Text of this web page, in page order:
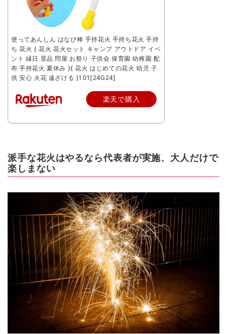
使ってあんしん はなび棒 手持花火 手持ち花火 手持
ち 花火 { 花火 花火セット キャンプ アウトドア イベ
ント 縁日 景品 問屋 お祭り 子供会 保育園 幼稚園 配
布 手持花火 夏休み }{ 花火 はじめての花火 幼児 子
供 安心 火花 遠ざける }101[24G24]
楽天で購入
派手な花火はやるなら代表者が実施、大人だけで
楽しまない